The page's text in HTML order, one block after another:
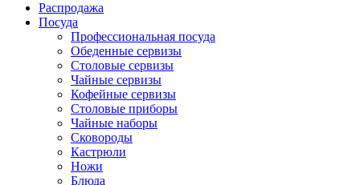
Распродажа
Посуда
Профессиональная посуда
Обеденные сервизы
Столовые сервизы
Чайные сервизы
Кофейные сервизы
Столовые приборы
Чайные наборы
Сковороды
Кастрюли
Ножи
Блюда